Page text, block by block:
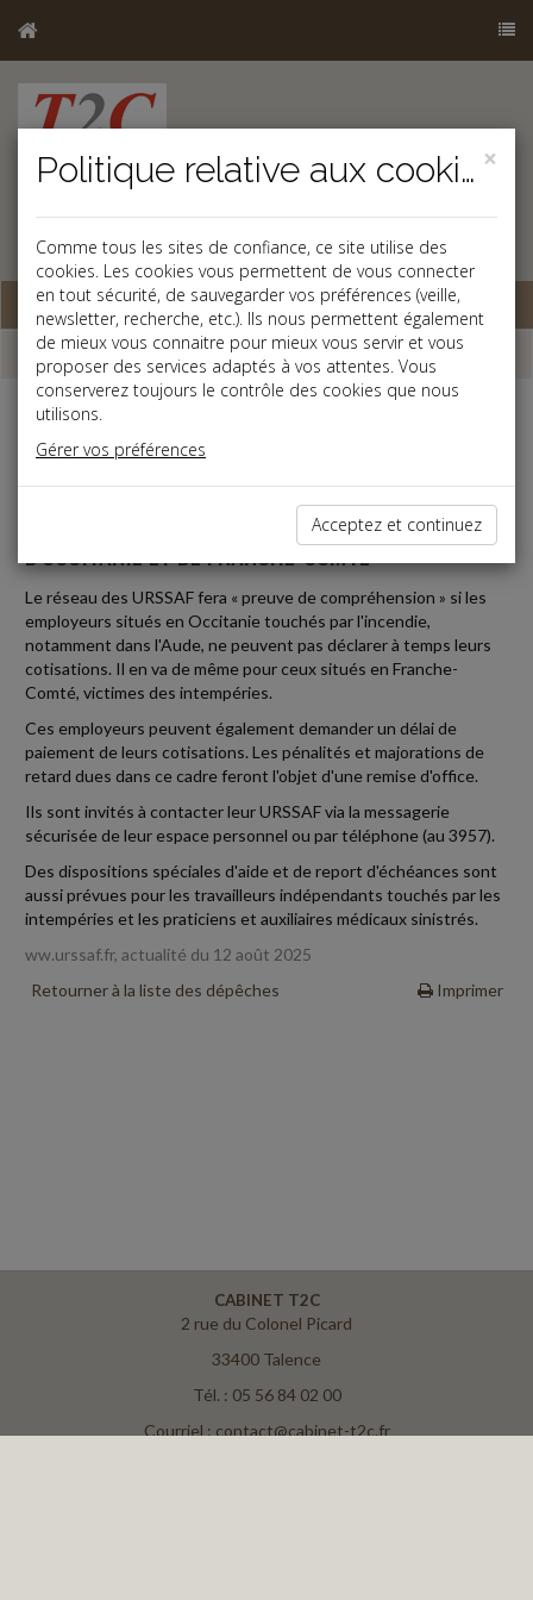
Base documentaire
Dépêches
Social, Paye
L'URSSAF EN SOUTIEN DES PROFESSIONNELS
D'OCCITANIE ET DE FRANCHE-COMTÉ
Le réseau des URSSAF fera « preuve de compréhension » si les
employeurs situés en Occitanie touchés par l'incendie,
notamment dans l'Aude, ne peuvent pas déclarer à temps leurs
cotisations. Il en va de même pour ceux situés en Franche-
Comté, victimes des intempéries.
Ces employeurs peuvent également demander un délai de
paiement de leurs cotisations. Les pénalités et majorations de
retard dues dans ce cadre feront l'objet d'une remise d'office.
Ils sont invités à contacter leur URSSAF via la messagerie
sécurisée de leur espace personnel ou par téléphone (au 3957).
Des dispositions spéciales d'aide et de report d'échéances sont
aussi prévues pour les travailleurs indépendants touchés par les
intempéries et les praticiens et auxiliaires médicaux sinistrés.
ww.urssaf.fr, actualité du 12 août 2025
Retourner à la liste des dépêches
Imprimer
CABINET T2C
2 rue du Colonel Picard
33400 Talence
Tél. : 05 56 84 02 00
Courriel : contact@cabinet-t2c.fr
×
Politique relative aux cookies
Comme tous les sites de confiance, ce site utilise des
cookies. Les cookies vous permettent de vous connecter
en tout sécurité, de sauvegarder vos préférences (veille,
newsletter, recherche, etc.). Ils nous permettent également
de mieux vous connaitre pour mieux vous servir et vous
proposer des services adaptés à vos attentes. Vous
conserverez toujours le contrôle des cookies que nous
utilisons.
Gérer vos préférences
Acceptez et continuez